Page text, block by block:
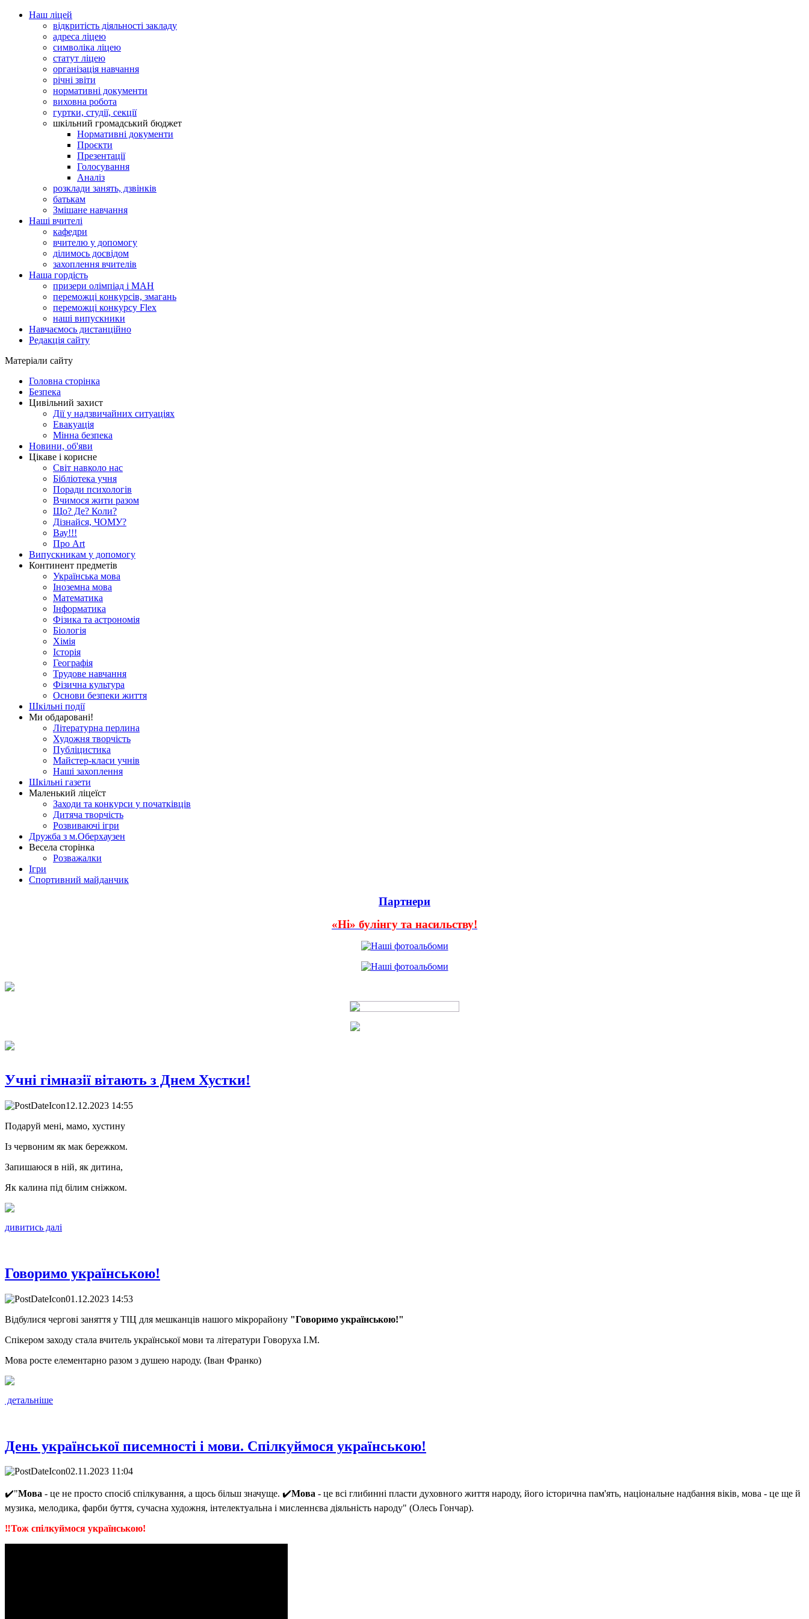
Наш ліцей
відкритість діяльності закладу
адреса ліцею
символіка ліцею
статут ліцею
організація навчання
річні звіти
нормативні документи
виховна робота
гуртки, студії, секції
шкільний громадський бюджет
Нормативні документи
Проєкти
Презентації
Голосування
Аналіз
розклади занять, дзвінків
батькам
Змішане навчання
Наші вчителі
кафедри
вчителю у допомогу
ділимось досвідом
захоплення вчителів
Наша гордість
призери олімпіад і МАН
переможці конкурсів, змагань
переможці конкурсу Flex
наші випускники
Навчаємось дистанційно
Редакція сайту
Матеріали сайту
Головна сторінка
Безпека
Цивільний захист
Дії у надзвичайних ситуаціях
Евакуація
Мінна безпека
Новини, об'яви
Цікаве і корисне
Світ навколо нас
Бібліотека учня
Поради психологів
Вчимося жити разом
Що? Де? Коли?
Дізнайся, ЧОМУ?
Вау!!!
Про Art
Випускникам у допомогу
Континент предметів
Українська мова
Іноземна мова
Математика
Інформатика
Фізика та астрономія
Біологія
Хімія
Історія
Географія
Трудове навчання
Фізична культура
Основи безпеки життя
Шкільні події
Ми обдаровані!
Літературна перлина
Художня творчість
Публіцистика
Майстер-класи учнів
Наші захоплення
Шкільні газети
Маленький ліцеїст
Заходи та конкурси у початківців
Дитяча творчість
Розвиваючі ігри
Дружба з м.Оберхаузен
Весела сторінка
Розважалки
Ігри
Спортивний майданчик
Партнери
«Ні» булінгу та насильству!
Учні гімназії вітають з Днем Хустки!
12.12.2023 14:55
Подаруй мені, мамо, хустину
Із червоним як мак бережком.
Запишаюся в ній, як дитина,
Як калина під білим сніжком.
дивитись далі
Говоримо українською!
01.12.2023 14:53
Відбулися чергові заняття у ТІЦ для мешканців нашого мікрорайону "Говоримо українською!"
Спікером заходу стала вчитель української мови та літератури Говоруха І.М.
Мова росте елементарно разом з душею народу. (Іван Франко)
детальніше
День української писемності і мови. Cпілкуймося українською!
02.11.2023 11:04
✔️"Мова - це не просто спосіб спілкування, а щось більш значуще. ✔️Мова - це всі глибинні пласти духовного життя народу, його історична пам'ять, національне надбання віків, мова - це ще й
музика, мелодика, фарби буття, сучасна художня, інтелектуальна і мисленнєва діяльність народу" (Олесь Гончар).
‼️Тож спілкуймося українською!